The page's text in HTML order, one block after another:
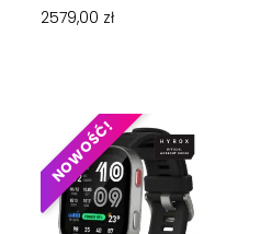
2579,00 zł
NOWOŚĆ!